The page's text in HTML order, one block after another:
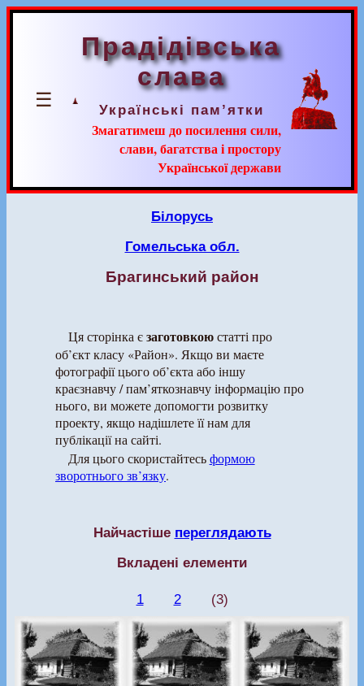
☰
Прадідівська
слава
Українські пам’ятки
Змагатимеш до посилення сили,
слави, багатства і простору
Української держави
Білорусь
Гомельська обл.
Брагинський район
Ця сторінка єзаготовкоюстатті про
об’єкт класу «Район». Якщо ви маєте
фотографії цього об’єкта або іншу
краєзнавчу / пам’яткознавчу інформацію про
нього, ви можете допомогти розвитку
проекту, якщо надішлете її нам для
публікації на сайті.
Для цього скористайтесьформою
зворотнього зв’язку.
Найчастіше переглядають
Вкладені елементи
1 2 (3)